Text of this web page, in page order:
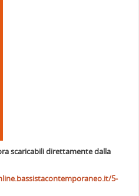
scaricabili direttamente dalla
5-